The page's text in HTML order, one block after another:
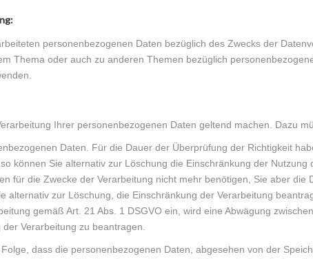
personenbezogenen Daten bezüglich des Zwecks der
Thema oder auch zu anderen Themen bezüglich
Ihrer personenbezogenen Daten geltend machen. Dazu
Daten. Für die Dauer der Überprüfung der Richtigkeit
können Sie alternativ zur Löschung die Einschränkung der Nutzung
für die Zwecke der Verarbeitung nicht mehr benötigen, Sie aber
alternativ zur Löschung, die Einschränkung der Verarbeitung
gemäß Art. 21 Abs. 1 DSGVO ein, wird eine Abwägung
Verarbeitung zu beantragen.
dass die personenbezogenen Daten, abgesehen von der